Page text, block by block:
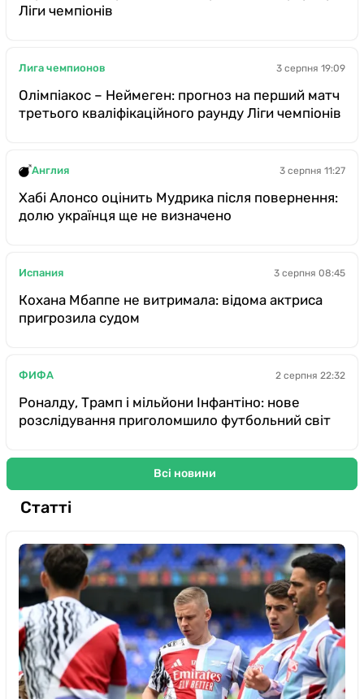
Ліги чемпіонів
Лига чемпионов 3 серпня 19:09
Олімпіакос – Неймеген: прогноз на перший матч
третього кваліфікаційного раунду Ліги чемпіонів
Англия 3 серпня 11:27
Хабі Алонсо оцінить Мудрика після повернення:
долю українця ще не визначено
Испания 3 серпня 08:45
Кохана Мбаппе не витримала: відома актриса
пригрозила судом
ФИФА 2 серпня 22:32
Роналду, Трамп і мільйони Інфантіно: нове
розслідування приголомшило футбольний світ
Всі новини
Статті